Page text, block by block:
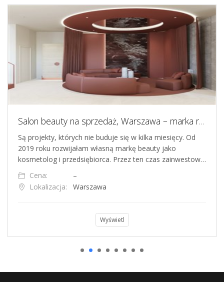
Salon beauty na sprzedaż, Warszawa – marka rozwijana od 2019 roku
Są projekty, których nie buduje się w kilka miesięcy. Od
2019 roku rozwijałam własną markę beauty jako
kosmetolog i przedsiębiorca. Przez ten czas zainwestow…
Cena:
–
Lokalizacja:
Warszawa
Wyświetl